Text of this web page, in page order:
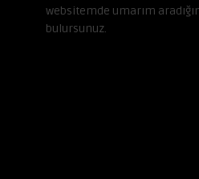
websitemde umarım
bulursunuz.